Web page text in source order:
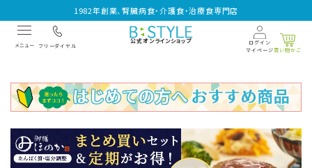
1982年創業、腎臓病食・介護食・治療食専門店
メニュー フリーダイヤル
公式オンラインショップ
ログイン
マイページ 買い物かご